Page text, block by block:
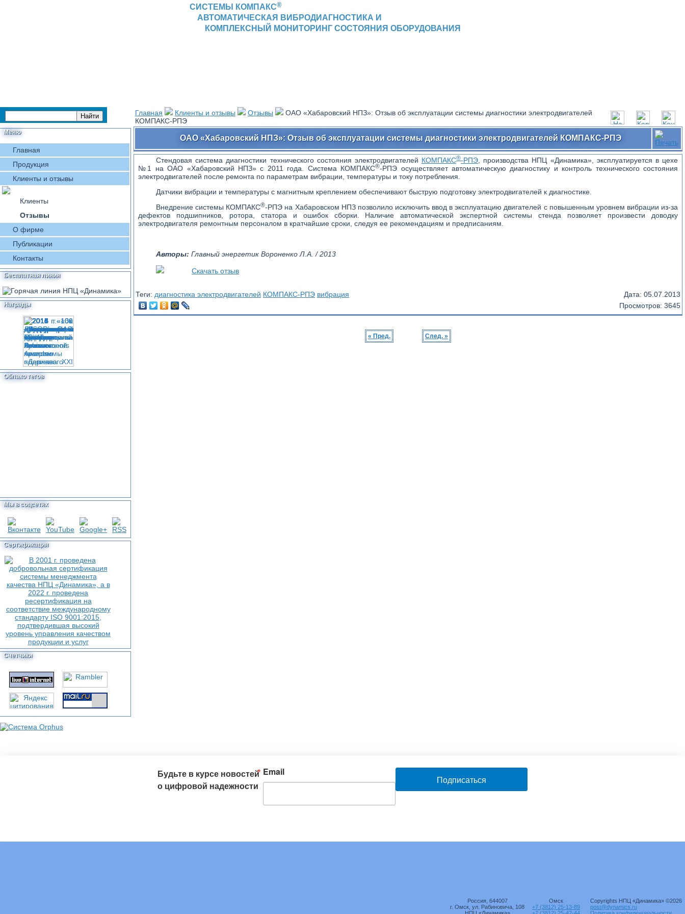
СИСТЕМЫ КОМПАКС®
АВТОМАТИЧЕСКАЯ ВИБРОДИАГНОСТИКА И
КОМПЛЕКСНЫЙ МОНИТОРИНГ СОСТОЯНИЯ ОБОРУДОВАНИЯ
Меню
Главная
Продукция
Клиенты и отзывы
Клиенты
Отзывы
О фирме
Публикации
Контакты
Бесплатная линия
Награды
Облако тегов
Мы в соцсетях
Сертификация
Счетчики
Главная Клиенты и отзывы Отзывы
ОАО «Хабаровский НПЗ»: Отзыв об эксплуатации системы диагностики электродвигателей
КОМПАКС-РПЭ
ОАО «Хабаровский НПЗ»: Отзыв об эксплуатации системы диагностики электродвигателей КОМПАКС-РПЭ
Стендовая система диагностики технического состояния электродвигателей КОМПАКС®-РПЭ , производства НПЦ «Динамика», эксплуатируется в цехе
№1 на ОАО «Хабаровский НПЗ» с 2011 года. Система КОМПАКС®-РПЭ осуществляет автоматическую диагностику и контроль технического состояния
электродвигателей после ремонта по параметрам вибрации, температуры и току потребления.
Датчики вибрации и температуры с магнитным креплением обеспечивают быструю подготовку электродвигателей к диагностике.
Внедрение системы КОМПАКС®-РПЭ на Хабаровском НПЗ позволило исключить ввод в эксплуатацию двигателей с повышенным уровнем вибрации из-за
дефектов подшипников, ротора, статора и ошибок сборки. Наличие автоматической экспертной системы стенда позволяет произвести доводку
электродвигателя ремонтным персоналом в кратчайшие сроки, следуя ее рекомендациям и предписаниям.
Авторы: Главный энергетик Вороненко Л.А. / 2013
Скачать отзыв
Теги: диагностика электродвигателей КОМПАКС-РПЭ вибрация Дата: 05.07.2013
Просмотров: 3645
« Пред. След. »
Будьте в курсе новостей
о цифровой надежности
Email
Подписаться
Россия, 644007
г. Омск, ул. Рабиновича, 108
Омск
+7 (3812) 25-13-89
Copyrights НПЦ «Динамика» ©2026
post@dynamics.ru